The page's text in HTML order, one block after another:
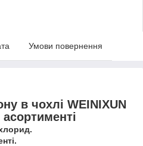
Умови повернення
в чохлі WEINIXUN